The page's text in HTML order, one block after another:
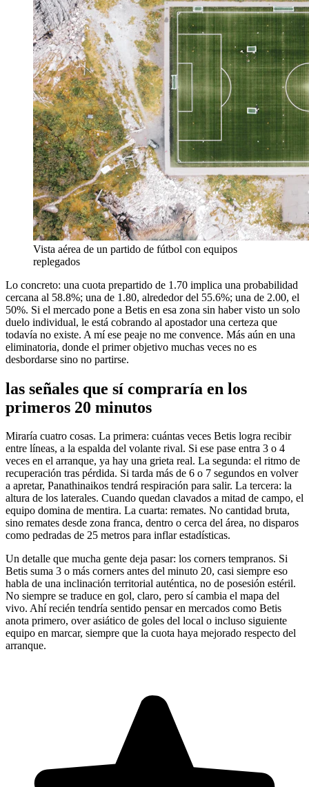
Vista aérea de un partido de fútbol con equipos
replegados
Lo concreto: una cuota prepartido de 1.70 implica una probabilidad
cercana al 58.8%; una de 1.80, alrededor del 55.6%; una de 2.00, el
50%. Si el mercado pone a Betis en esa zona sin haber visto un solo
duelo individual, le está cobrando al apostador una certeza que
todavía no existe. A mí ese peaje no me convence. Más aún en una
eliminatoria, donde el primer objetivo muchas veces no es
desbordarse sino no partirse.
las señales que sí compraría en los
primeros 20 minutos
Miraría cuatro cosas. La primera: cuántas veces Betis logra recibir
entre líneas, a la espalda del volante rival. Si ese pase entra 3 o 4
veces en el arranque, ya hay una grieta real. La segunda: el ritmo de
recuperación tras pérdida. Si tarda más de 6 o 7 segundos en volver
a apretar, Panathinaikos tendrá respiración para salir. La tercera: la
altura de los laterales. Cuando quedan clavados a mitad de campo, el
equipo domina de mentira. La cuarta: remates. No cantidad bruta,
sino remates desde zona franca, dentro o cerca del área, no disparos
como pedradas de 25 metros para inflar estadísticas.
Un detalle que mucha gente deja pasar: los corners tempranos. Si
Betis suma 3 o más corners antes del minuto 20, casi siempre eso
habla de una inclinación territorial auténtica, no de posesión estéril.
No siempre se traduce en gol, claro, pero sí cambia el mapa del
vivo. Ahí recién tendría sentido pensar en mercados como Betis
anota primero, over asiático de goles del local o incluso siguiente
equipo en marcar, siempre que la cuota haya mejorado respecto del
arranque.